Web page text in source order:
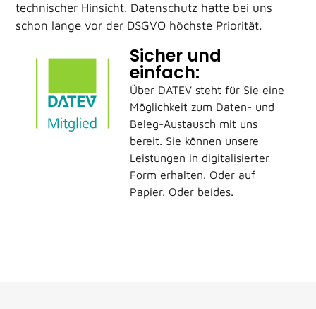
technischer Hinsicht. Datenschutz hatte bei uns
schon lange vor der DSGVO höchste Priorität.
Sicher und
einfach:
Über DATEV steht für Sie eine
Möglichkeit zum Daten- und
Beleg-Austausch mit uns
bereit. Sie können unsere
Leistungen in digitalisierter
Form erhalten. Oder auf
Papier. Oder beides.